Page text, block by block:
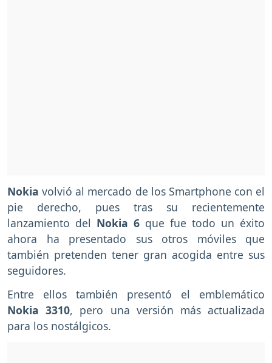
Nokia volvió al mercado de los Smartphone con el
pie derecho, pues tras su recientemente
lanzamiento del Nokia 6 que fue todo un éxito
ahora ha presentado sus otros móviles que
también pretenden tener gran acogida entre sus
seguidores.
Entre ellos también presentó el emblemático
Nokia 3310, pero una versión más actualizada
para los nostálgicos.